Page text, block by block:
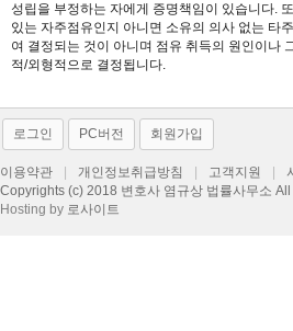
성립을 부정하는 자에게 증명책임이 있습니다.
있는 자주점유인지 아니면 소유의 의사 없는 타
여 결정되는 것이 아니며 점유 취득의 원인이나
적/외형적으로 결정됩니다.
로그인 PC버전 회원가입
이용약관 개인정보취급방침 고객지원
Copyrights (c) 2018 변호사 염규상 법률사무소
Hosting by 로사이트